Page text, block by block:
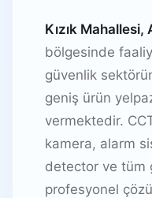
Kızık
bölgesinde
güvenlik
geniş ürün
vermektedir.
kamera, alarm
detector ve tüm
profesyonel